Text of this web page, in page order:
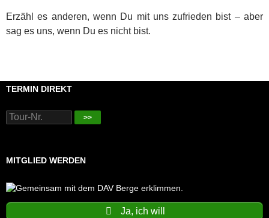
Erzähl es anderen, wenn Du mit uns zufrieden bist – aber
sag es uns, wenn Du es nicht bist.
TERMIN DIREKT
>>
MITGLIED WERDEN
Ja, ich will